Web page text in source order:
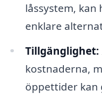
låssystem, kan
enklare
Tillgänglighet:
kostnaderna,
öppettider kan